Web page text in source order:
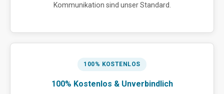
Kommunikation sind unser Standard.
100% KOSTENLOS
100% Kostenlos & Unverbindlich